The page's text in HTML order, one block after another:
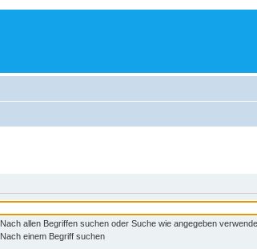
Nach allen Begriffen suchen oder Suche wie angegeben
Nach einem Begriff suchen